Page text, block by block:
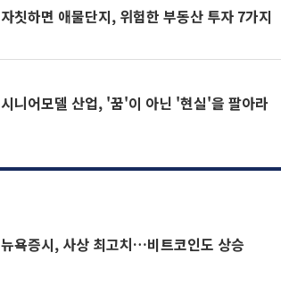
자칫하면 애물단지, 위험한 부동산 투자 7가지
시니어모델 산업, '꿈'이 아닌 '현실'을 팔아라
뉴욕증시, 사상 최고치…비트코인도 상승